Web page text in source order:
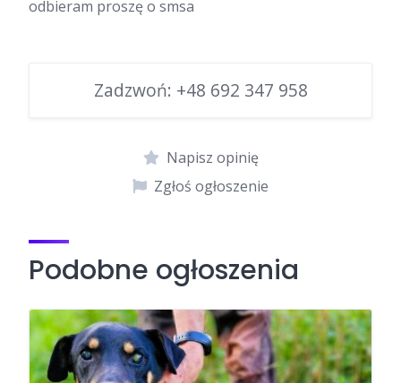
odbieram proszę o smsa
Zadzwoń: +48 692 347 958
Napisz opinię
Zgłoś ogłoszenie
Podobne ogłoszenia